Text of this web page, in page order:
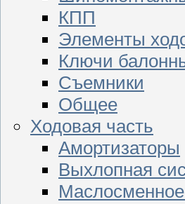
КПП
Элементы
Ключи
Съемники
Общее
Ходовая часть
Амортизаторы
Выхлопная